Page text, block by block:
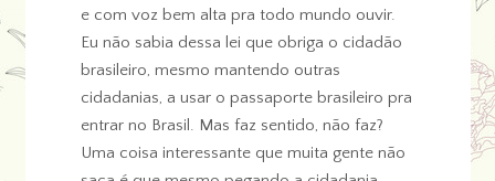
e com voz bem alta pra todo mundo ouvir.
Eu não sabia dessa lei que obriga o cidadão
brasileiro, mesmo mantendo outras
cidadanias, a usar o passaporte brasileiro pra
entrar no Brasil. Mas faz sentido, não faz?
Uma coisa interessante que muita gente não